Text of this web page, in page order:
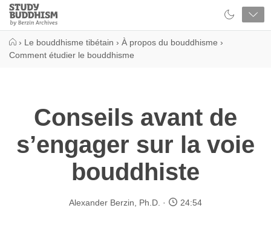
Close
Study
Buddhism
› Le bouddhisme tibétain › À propos du bouddhisme ›
Comment étudier le bouddhisme
Conseils avant de
s’engager sur la voie
bouddhiste
Alexander Berzin, Ph.D. 24:54